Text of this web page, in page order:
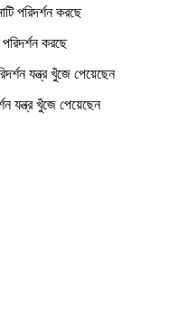
পরিদর্শন করছে
যন্ত্র খুঁজে পেয়েছেন